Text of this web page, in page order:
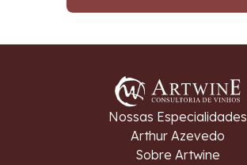
Nossas Especialidades
Arthur Azevedo
Sobre Artwine